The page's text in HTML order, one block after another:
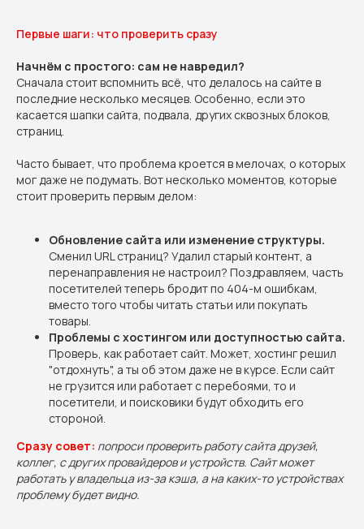
Первые шаги: что проверить сразу
Начнём с простого: сам не навредил?
Сначала стоит вспомнить всё, что делалось на сайте в
последние несколько месяцев. Особенно, если это
касается шапки сайта, подвала, других сквозных блоков,
страниц.
Часто бывает, что проблема кроется в мелочах, о которых
мог даже не подумать. Вот несколько моментов, которые
стоит проверить первым делом:
Обновление сайта или изменение структуры.
Сменил URL страниц? Удалил старый контент, а
перенаправления не настроил? Поздравляем, часть
посетителей теперь бродит по 404-м ошибкам,
вместо того чтобы читать статьи или покупать
товары.
Проблемы с хостингом или доступностью сайта.
Проверь, как работает сайт. Может, хостинг решил
"отдохнуть", а ты об этом даже не в курсе. Если сайт
не грузится или работает с перебоями, то и
посетители, и поисковики будут обходить его
стороной.
Сразу совет: попроси проверить работу сайта друзей,
коллег, с других провайдеров и устройств. Сайт может
работать у владельца из-за кэша, а на каких-то устройствах
проблему будет видно.